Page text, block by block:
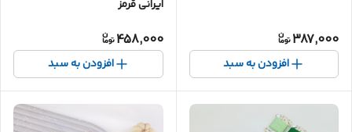
387,000
افزودن به سبد
ایرانی قرمز
458,000
افزودن به سبد